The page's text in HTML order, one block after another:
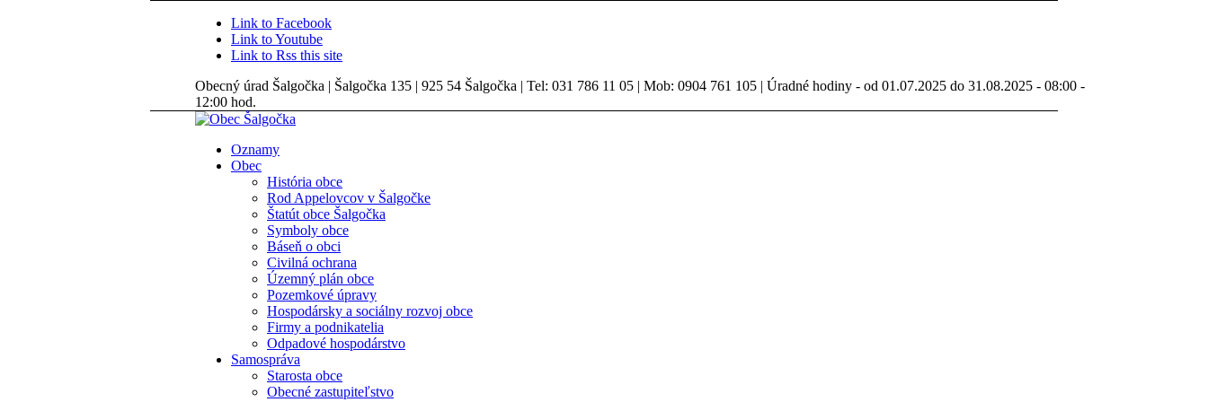
Link to Facebook
Link to Youtube
Link to Rss this site
Obecný úrad Šalgočka | Šalgočka 135 | 925 54 Šalgočka | Tel: 031 786 11 05 | Mob: 0904 761 105 | Úradné hodiny - od 01.07.2025 do 31.08.2025 - 08:00 -
12:00 hod.
Oznamy
Obec
História obce
Rod Appelovcov v Šalgočke
Štatút obce Šalgočka
Symboly obce
Báseň o obci
Civilná ochrana
Územný plán obce
Pozemkové úpravy
Hospodársky a sociálny rozvoj obce
Firmy a podnikatelia
Odpadové hospodárstvo
Samospráva
Starosta obce
Obecné zastupiteľstvo